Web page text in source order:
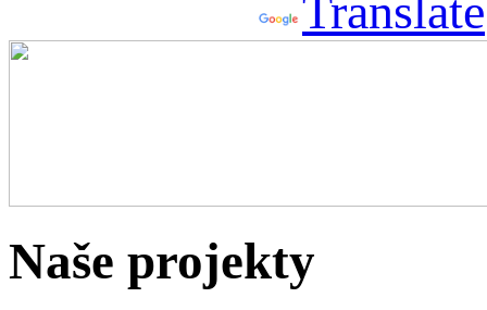
Translate
Naše projekty